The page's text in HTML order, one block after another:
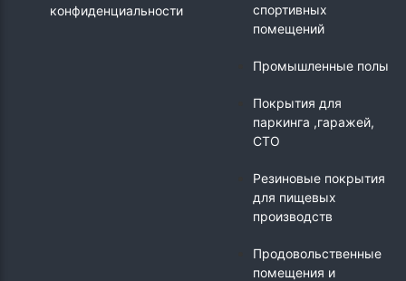
конфиденциальности
спортивных
помещений
Промышленные полы
Покрытия для
паркинга ,гаражей,
СТО
Резиновые покрытия
для пищевых
производств
Продовольственные
помещения и